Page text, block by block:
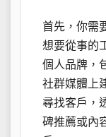
首先，你需
想要從事的
個人品牌，
社群媒體上
尋找客戶，
碑推薦或內